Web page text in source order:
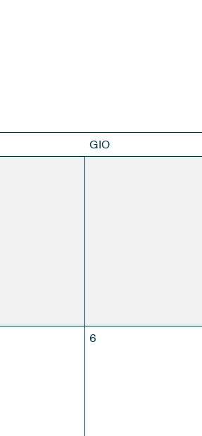
GIO
6